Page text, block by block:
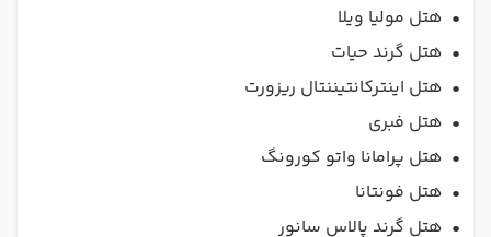
• هتل مولیا ویلا
• هتل گرند حیات
• هتل اینترکانتیننتال ریزورت
• هتل فبری
• هتل پرامانا ‌واتو‌ کورونگ
• هتل فونتانا
• ‌هتل گرند ‌پالاس سانور